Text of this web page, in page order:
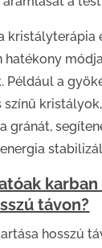
kristályterápia
hatékony
Például a
gránát,
karban
távon?
hosszú